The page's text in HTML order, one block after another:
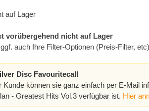
auf Lager
vorübergehend nicht auf Lager
auch Ihre Filter-Optionen (Preis-Filter,
Disc Favouritecall
Kunde können sie ganz einfach per E-Mail
- Greatest Hits Vol.3 verfügbar ist. Hier